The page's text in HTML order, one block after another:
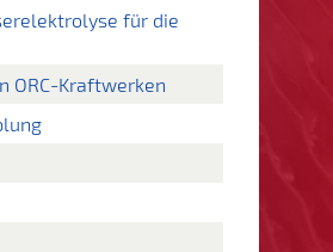
für die
ORC-Kraftwerken